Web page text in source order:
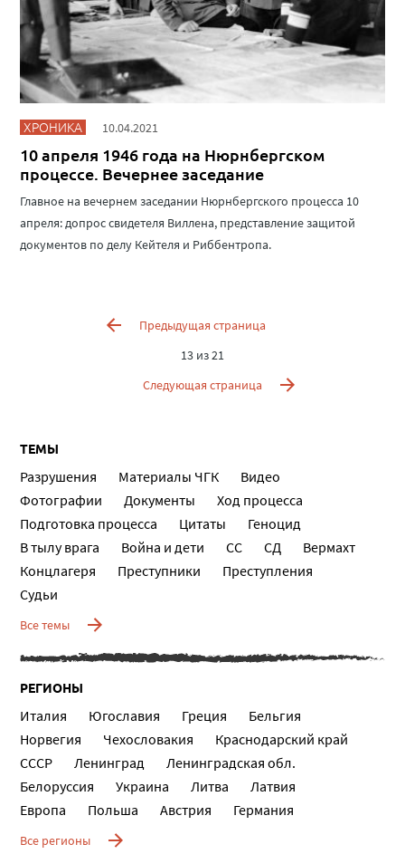
ХРОНИКА 10.04.2021
10 апреля 1946 года на Нюрнбергском
процессе. Вечернее заседание
Главное на вечернем заседании Нюрнбергского процесса 10
апреля: допрос свидетеля Виллена, представление защитой
документов по делу Кейтеля и Риббентропа.
Предыдущая страница
13 из 21
Следующая страница
ТЕМЫ
Разрушения Материалы ЧГК
Видео
Фотографии
Документы
Ход процесса
Подготовка процесса
Цитаты
Геноцид
В тылу врага
Война и дети СС СД
Вермахт
Концлагеря
Преступники
Преступления
Судьи
Все темы
РЕГИОНЫ
Италия Югославия Греция
Бельгия
Норвегия
Чехословакия
Краснодарский край
СССР
Ленинград
Ленинградская обл.
Белоруссия
Украина Литва
Латвия
Европа
Польша Австрия Германия
Все регионы